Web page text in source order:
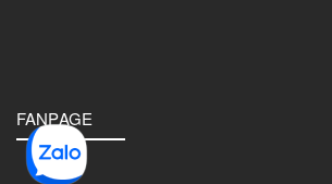
FANPAGE